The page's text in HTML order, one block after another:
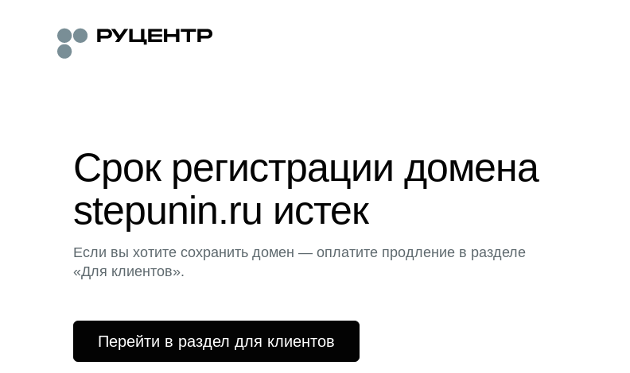
Срок регистрации домена
stepunin.ru истек
Если вы хотите сохранить домен — оплатите продление в разделе
«Для клиентов».
Перейти в раздел для клиентов